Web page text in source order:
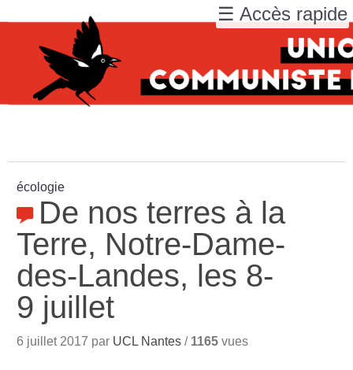
écologie
De nos terres à la
Terre, Notre-Dame-
des-Landes, les 8-
9 juillet
6 juillet 2017 par UCL Nantes / 1165 vues
☰ Accès rapide